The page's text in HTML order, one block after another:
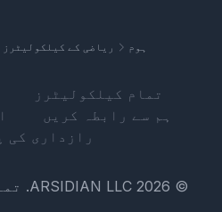
ہوم ریاضی کے کیلکولیٹرز
تمام کیلکولیٹرز
ہم سے رابطہ کریں
رازداری کی
© 2026 ARSIDIAN LLC. تمام حقوق محفوظ ہیں۔